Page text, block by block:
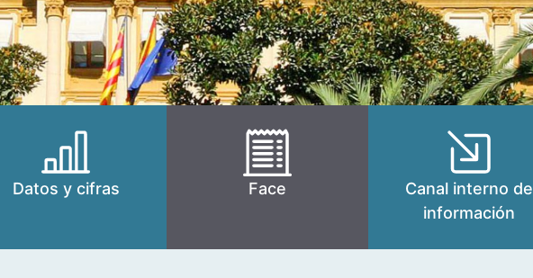
Datos y cifras Face
Canal interno de
información